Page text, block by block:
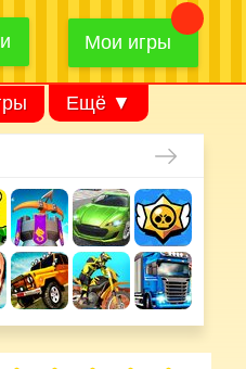
Найти
Мои игры
Ещё ▼